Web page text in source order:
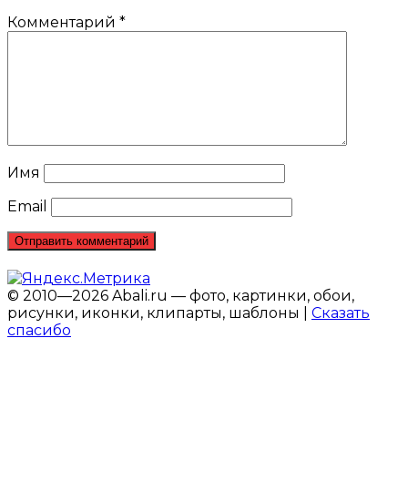
Комментарий *
Имя
Email
© 2010—2026 Abali.ru — фото, картинки, обои,
рисунки, иконки, клипарты, шаблоны | Сказать
спасибо